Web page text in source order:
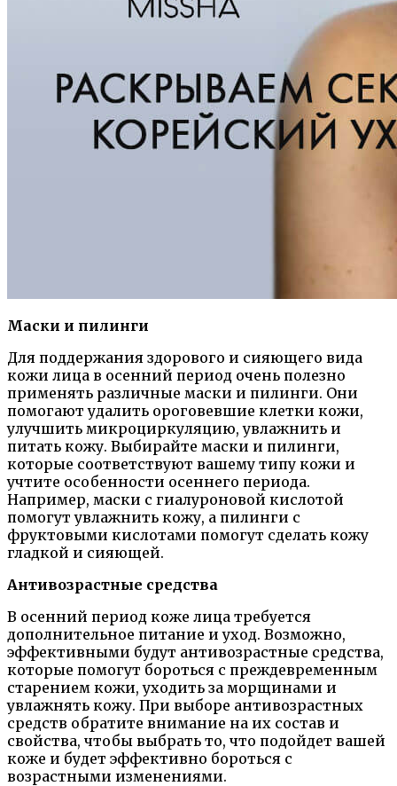
Маски и пилинги
Для поддержания здорового и сияющего вида
кожи лица в осенний период очень полезно
применять различные маски и пилинги. Они
помогают удалить ороговевшие клетки кожи,
улучшить микроциркуляцию, увлажнить и
питать кожу. Выбирайте маски и пилинги,
которые соответствуют вашему типу кожи и
учтите особенности осеннего периода.
Например, маски с гиалуроновой кислотой
помогут увлажнить кожу, а пилинги с
фруктовыми кислотами помогут сделать кожу
гладкой и сияющей.
Антивозрастные средства
В осенний период коже лица требуется
дополнительное питание и уход. Возможно,
эффективными будут антивозрастные средства,
которые помогут бороться с преждевременным
старением кожи, уходить за морщинами и
увлажнять кожу. При выборе антивозрастных
средств обратите внимание на их состав и
свойства, чтобы выбрать то, что подойдет вашей
коже и будет эффективно бороться с
возрастными изменениями.